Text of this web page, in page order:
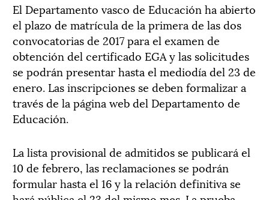
El Departamento vasco de Educación ha abierto
el plazo de matrícula de la primera de las dos
convocatorias de 2017 para el examen de
obtención del certificado EGA y las solicitudes
se podrán presentar hasta el mediodía del 23 de
enero. Las inscripciones se deben formalizar a
través de la página web del Departamento de
Educación.
La lista provisional de admitidos se publicará el
10 de febrero, las reclamaciones se podrán
formular hasta el 16 y la relación definitiva se